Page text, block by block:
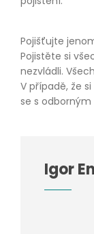
Pojišťujte
Pojistěte si
nezvládli.
V případě, že
se s
Igor